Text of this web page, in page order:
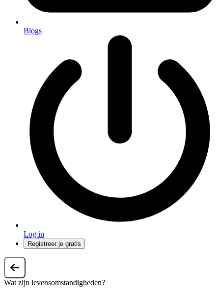
Blogs
Log in
Registreer je gratis
Wat zijn levensomstandigheden?